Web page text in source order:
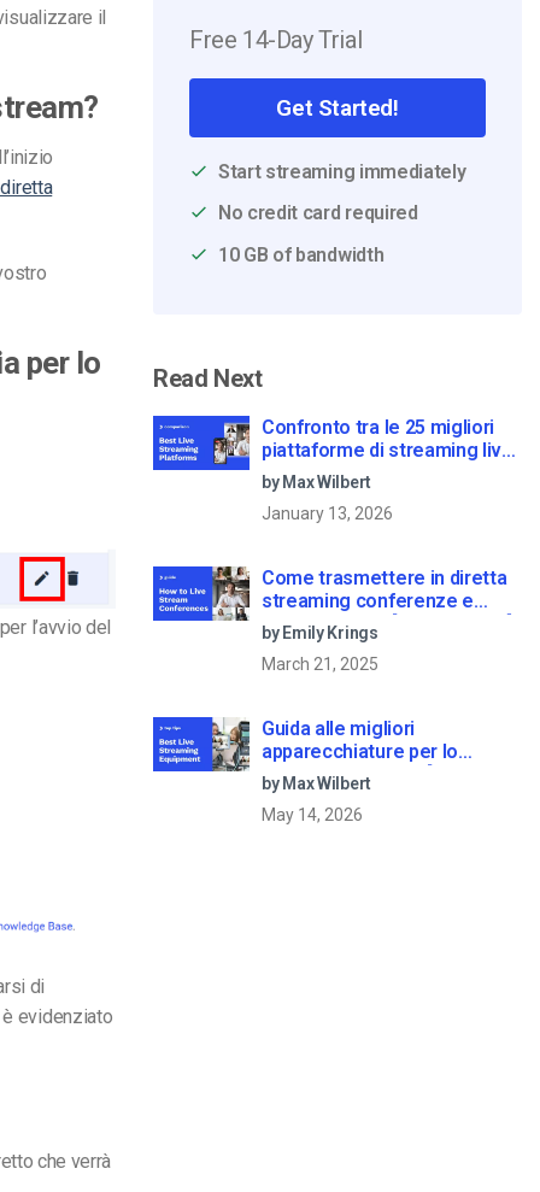
il
per lo
l’avvio del
di
evidenziato
che verrà
Free 14-Day Trial
Get Started!
Start streaming immediately
No credit card required
10 GB of bandwidth
Read Next
Confronto tra le 25 migliori
piattaforme di streaming live
nel 2025
by Max Wilbert
January 13, 2026
Come trasmettere in diretta
streaming conferenze e
by Emily Krings
March 21, 2025
Guida alle migliori
apparecchiature per lo
streaming dal vivo [2025
Update]
by Max Wilbert
May 14, 2026